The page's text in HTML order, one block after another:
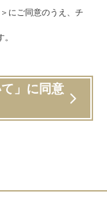
にご同意のうえ、チ
」に同意